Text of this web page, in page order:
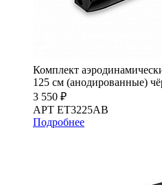
Комплект
125 см (анодированные)
3 550 ₽
АРТ ET3225AB
Подробнее